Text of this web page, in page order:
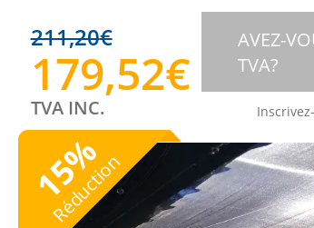
211,20€
179,52€
TVA INC.
AVEZ-
TVA?
15
%
Réduction